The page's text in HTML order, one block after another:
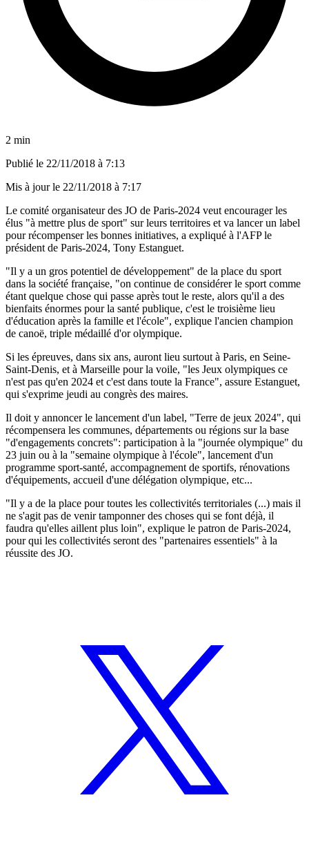
2 min
Publié le 22/11/2018 à 7:13
Mis à jour le 22/11/2018 à 7:17
Le comité organisateur des JO de Paris-2024 veut encourager les
élus "à mettre plus de sport" sur leurs territoires et va lancer un label
pour récompenser les bonnes initiatives, a expliqué à l'AFP le
président de Paris-2024, Tony Estanguet.
"Il y a un gros potentiel de développement" de la place du sport
dans la société française, "on continue de considérer le sport comme
étant quelque chose qui passe après tout le reste, alors qu'il a des
bienfaits énormes pour la santé publique, c'est le troisième lieu
d'éducation après la famille et l'école", explique l'ancien champion
de canoë, triple médaillé d'or olympique.
Si les épreuves, dans six ans, auront lieu surtout à Paris, en Seine-
Saint-Denis, et à Marseille pour la voile, "les Jeux olympiques ce
n'est pas qu'en 2024 et c'est dans toute la France", assure Estanguet,
qui s'exprime jeudi au congrès des maires.
Il doit y annoncer le lancement d'un label, "Terre de jeux 2024", qui
récompensera les communes, départements ou régions sur la base
"d'engagements concrets": participation à la "journée olympique" du
23 juin ou à la "semaine olympique à l'école", lancement d'un
programme sport-santé, accompagnement de sportifs, rénovations
d'équipements, accueil d'une délégation olympique, etc...
"Il y a de la place pour toutes les collectivités territoriales (...) mais il
ne s'agit pas de venir tamponner des choses qui se font déjà, il
faudra qu'elles aillent plus loin", explique le patron de Paris-2024,
pour qui les collectivités seront des "partenaires essentiels" à la
réussite des JO.